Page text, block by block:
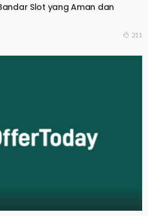
Slot yang Aman dan
211